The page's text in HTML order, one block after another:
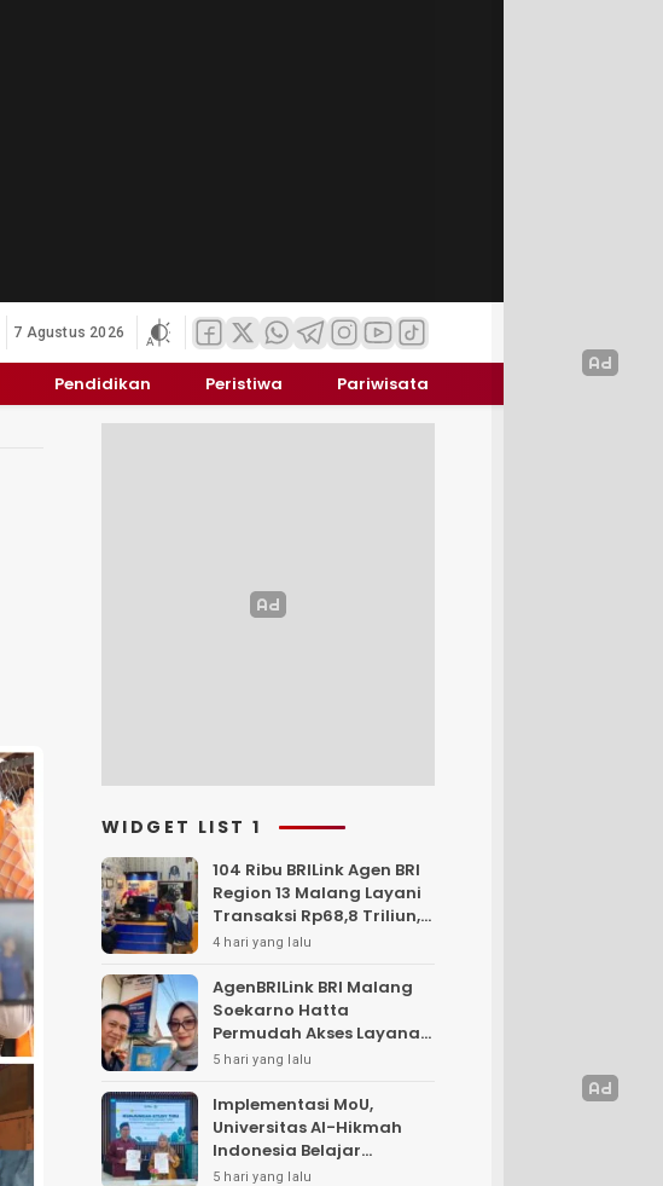
7 Agustus 2026
Pendidikan Peristiwa Pariwisata
WIDGET LIST 1
104 Ribu BRILink Agen BRI
Region 13 Malang Layani
Transaksi Rp68,8 Triliun,
Perkuat Akses Keuangan
4 hari yang lalu
AgenBRILink BRI Malang
Soekarno Hatta
Permudah Akses Layanan
Keuangan Masyarakat
5 hari yang lalu
Implementasi MoU,
Universitas Al-Hikmah
Indonesia Belajar
Strategi Kemandirian
5 hari yang lalu